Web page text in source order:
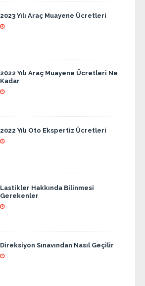
2023 Yılı Araç Muayene Ücretleri
2022 Yılı Araç Muayene Ücretleri Ne
Kadar
2022 Yılı Oto Ekspertiz Ücretleri
Lastikler Hakkında Bilinmesi
Gerekenler
Direksiyon Sınavından Nasıl Geçilir